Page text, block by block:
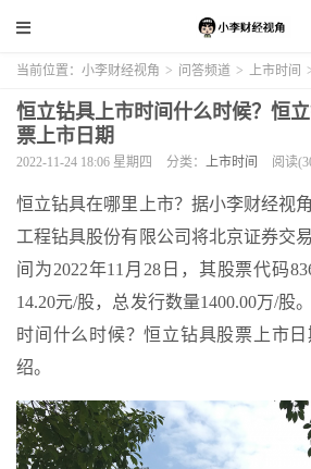
当前位置： 小李财经视角 > 问答频道 > 上市时间
恒立钻具上市时间什么时候？恒
票上市日期
2022-11-24 18:06 星期四 分类： 上市时间 阅读
恒立钻具在哪里上市？据小李财经视
工程钻具股份有限公司将北京证券交
间为2022年11月28日，其股票代码
14.20元/股，总发行数量1400.00万/股
时间什么时候？恒立钻具股票上市
绍。